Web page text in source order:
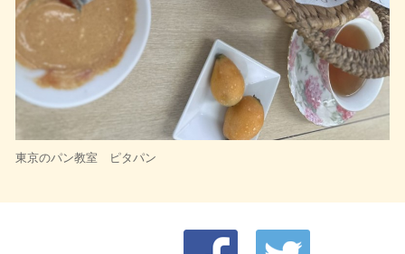
東京のパン教室 ピタパン